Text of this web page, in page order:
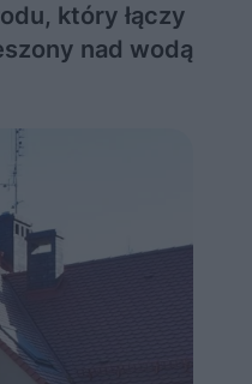
który łączy
nad wodą